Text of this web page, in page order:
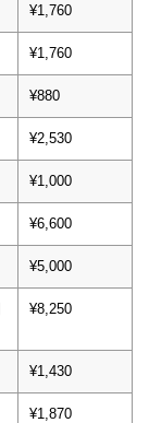
¥1,760
¥1,760
¥880
¥2,530
¥1,000
¥6,600
¥5,000
¥8,250
¥1,430
¥1,870